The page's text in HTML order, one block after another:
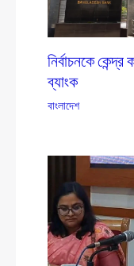
নির্বাচনকে
ব্যাংক
বাংলাদেশ